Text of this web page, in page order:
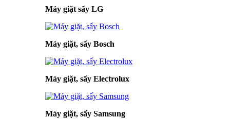
Máy giặt sấy LG
Máy giặt, sấy Bosch
Máy giặt, sấy Electrolux
Máy giặt, sấy Samsung